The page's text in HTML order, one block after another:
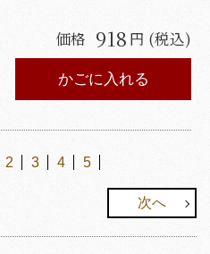
価格 918 円 (税込)
かごに入れる
2 3 4 5
次へ